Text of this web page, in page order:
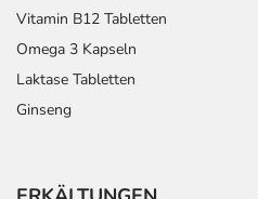
Vitamin B12 Tabletten
Omega 3 Kapseln
Laktase Tabletten
Ginseng